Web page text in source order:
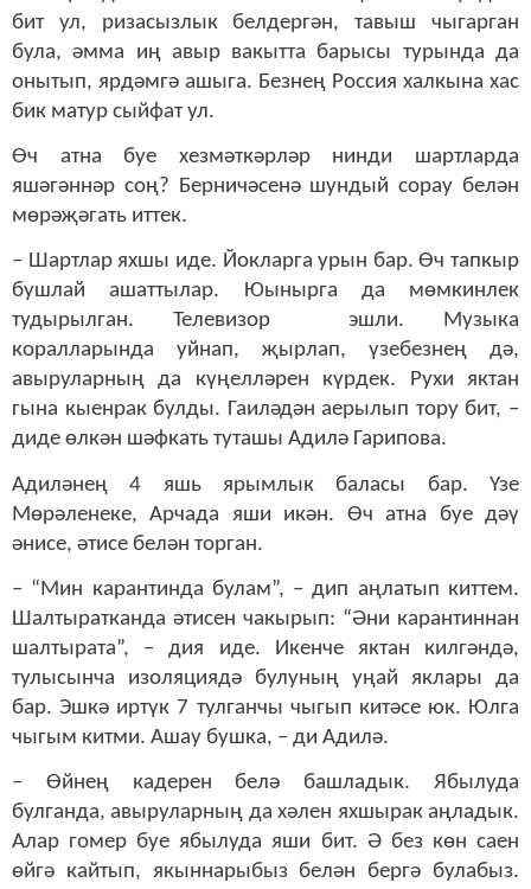
бит ул, ризасызлык белдергән, тавыш чыгарган
була, әмма иң авыр вакытта барысы турында да
онытып, ярдәмгә ашыга. Безнең Россия халкына хас
бик матур сыйфат ул.
Өч атна буе хезмәткәрләр нинди шартларда
яшәгәннәр соң? Берничәсенә шундый сорау белән
мөрәҗәгать иттек.
– Шартлар яхшы иде. Йокларга урын бар. Өч тапкыр
бушлай ашаттылар. Юынырга да мөмкинлек
тудырылган. Телевизор эшли. Музыка
коралларында уйнап, җырлап, үзебезнең дә,
авыруларның да күңелләрен күрдек. Рухи яктан
гына кыенрак булды. Гаиләдән аерылып тору бит, –
диде өлкән шәфкать туташы Адилә Гарипова.
Адиләнең 4 яшь ярымлык баласы бар. Үзе
Мөрәленеке, Арчада яши икән. Өч атна буе дәү
әнисе, әтисе белән торган.
– “Мин карантинда булам”, – дип аңлатып киттем.
Шалтыратканда әтисен чакырып: “Әни карантиннан
шалтырата”, – дия иде. Икенче яктан килгәндә,
тулысынча изоляциядә булуның уңай яклары да
бар. Эшкә иртүк 7 тулганчы чыгып китәсе юк. Юлга
чыгым китми. Ашау бушка, – ди Адилә.
– Өйнең кадерен белә башладык. Ябылуда
булганда, авыруларның да хәлен яхшырак аңладык.
Алар гомер буе ябылуда яши бит. Ә без көн саен
өйгә кайтып, якыннарыбыз белән бергә булабыз.